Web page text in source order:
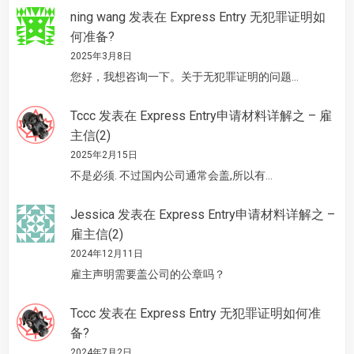
ning wang 发表在 Express Entry 无犯罪证明如
何准备?
2025年3月8日
您好，我想咨询一下。关于无犯罪证明的问题…
Tccc 发表在 Express Entry申请材料详解之 – 雇
主信(2)
2025年2月15日
不是必须. 不过国内公司通常会盖,所以有…
Jessica 发表在 Express Entry申请材料详解之 –
雇主信(2)
2024年12月11日
雇主声明需要盖公司的公章吗？
Tccc 发表在 Express Entry 无犯罪证明如何准
备?